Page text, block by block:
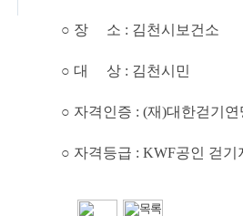
○ 장 소 : 김천시보건소
○ 대 상 : 김천시민
○ 자격인증 : (재)대한걷기연
○ 자격등급 : KWF공인 걷기